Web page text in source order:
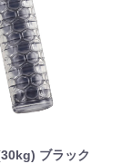
ブラック